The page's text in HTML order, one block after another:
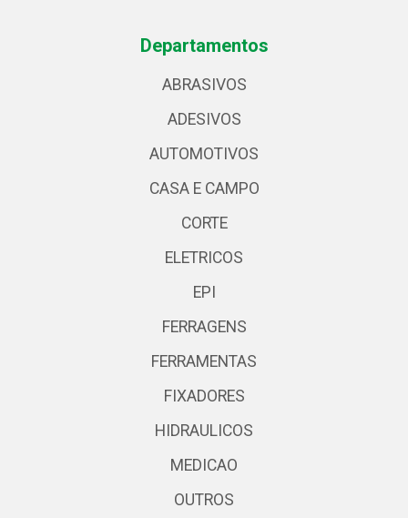
Departamentos
ABRASIVOS
ADESIVOS
AUTOMOTIVOS
CASA E CAMPO
CORTE
ELETRICOS
EPI
FERRAGENS
FERRAMENTAS
FIXADORES
HIDRAULICOS
MEDICAO
OUTROS